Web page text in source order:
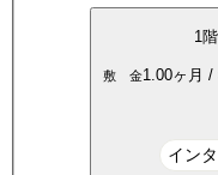
1階
敷 金1.00ヶ月 /
イン